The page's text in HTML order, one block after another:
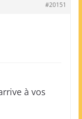
#20151
à vos